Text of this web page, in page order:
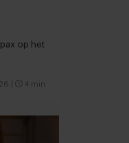
op het
4 min